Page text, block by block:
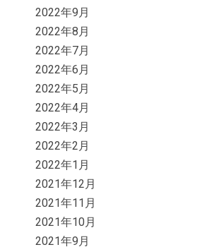
2022年9月
2022年8月
2022年7月
2022年6月
2022年5月
2022年4月
2022年3月
2022年2月
2022年1月
2021年12月
2021年11月
2021年10月
2021年9月